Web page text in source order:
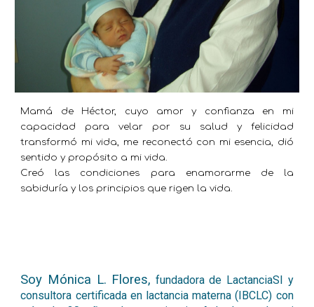
Mamá de Héctor, cuyo amor y confianza en mi
capacidad para velar por su salud y felicidad
transformó mi vida, me reconectó con mi esencia, dió
sentido y propósito a mi vida.
Creó las condiciones para enamorarme de la
sabiduría y los principios que rigen la vida.
Soy Mónica L. Flores, fundadora de LactanciaSI y
consultora certificada en lactancia materna (IBCLC) con